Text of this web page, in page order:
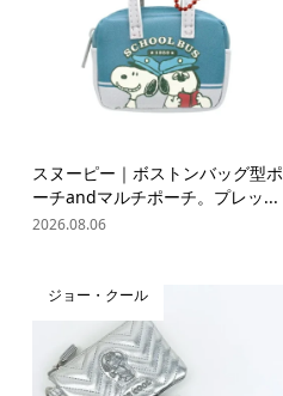
スヌーピー｜ボストンバッグ型ポ
ーチandマルチポーチ。プレッ...
2026.08.06
ジョー・クール